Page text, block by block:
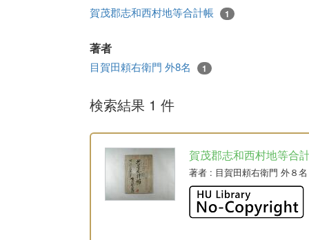
賀茂郡志和西村地等合計帳 1
著者
目賀田頼右衛門 外8名 1
検索結果 1 件
賀茂郡志和西村地等合
著者 : 目賀田頼右衛門 外８名